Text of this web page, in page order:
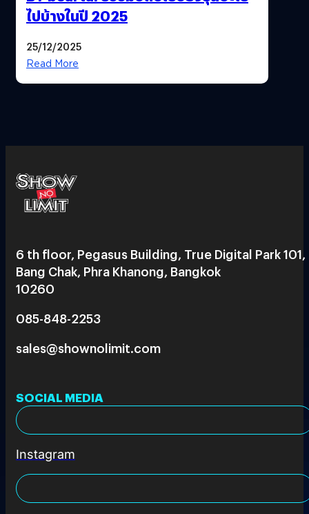
ไปบ้างในปี 2025
25/12/2025
Read More
6 th floor, Pegasus Building, True Digital Park 101,
Bang Chak, Phra Khanong, Bangkok
10260
085-848-2253
sales@shownolimit.com
SOCIAL MEDIA
Instagram